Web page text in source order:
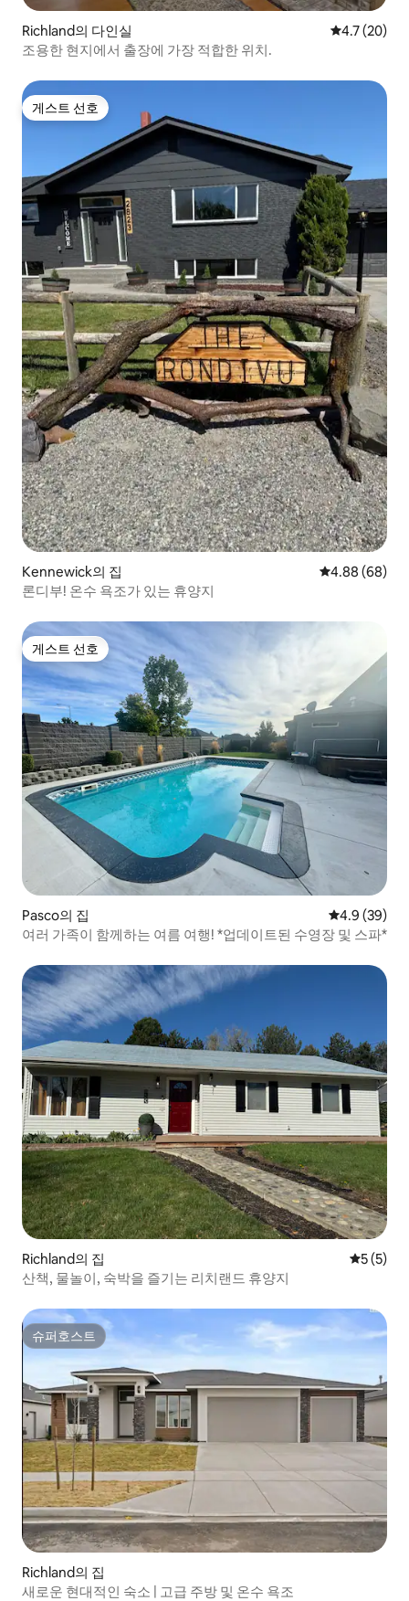
Richland의 다인실 평점 4.7점(5
4.7 (20)
조용한 현지에서 출장에 가장 적합한 위치.
게스트 선호
게스트 선호
Kennewick의 집 평점 4.88점(5
4.88 (68)
론디부! 온수 욕조가 있는 휴양지
게스트 선호
게스트 선호
Pasco의 집 평점 4.9점(5
4.9 (39)
여러 가족이 함께하는 여름 여행! *업데이트된 수영장 및 스파*
Richland의 집 평점 5점
5 (5)
산책, 물놀이, 숙박을 즐기는 리치랜드 휴양지
슈퍼호스트
슈퍼호스트
Richland의 집
새로운 현대적인 숙소 | 고급 주방 및 온수 욕조